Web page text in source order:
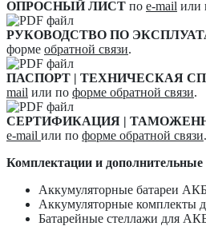
ОПРОСНЫЙ ЛИСТ по e-mail или
РУКОВОДСТВО ПО
форме обратной связи.
ПАСПОРТ | ТЕХНИЧЕСКАЯ
mail или по форме обратной связи.
СЕРТИФИКАЦИЯ |
e-mail или по форме обратной связи.
Комплектации и дополнительные
Аккумуляторные батареи
Аккумуляторные комплекты
Батарейные стеллажи для